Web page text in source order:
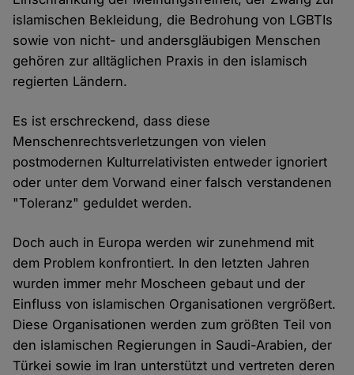
islamischen Bekleidung, die Bedrohung von LGBTIs
sowie von nicht- und andersgläubigen Menschen
gehören zur alltäglichen Praxis in den islamisch
regierten Ländern.
Es ist erschreckend, dass diese
Menschenrechtsverletzungen von vielen
postmodernen Kulturrelativisten entweder ignoriert
oder unter dem Vorwand einer falsch verstandenen
"Toleranz" geduldet werden.
Doch auch in Europa werden wir zunehmend mit
dem Problem konfrontiert. In den letzten Jahren
wurden immer mehr Moscheen gebaut und der
Einfluss von islamischen Organisationen vergrößert.
Diese Organisationen werden zum größten Teil von
den islamischen Regierungen in Saudi-Arabien, der
Türkei sowie im Iran unterstützt und vertreten deren